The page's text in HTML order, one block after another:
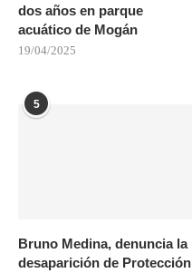
dos años en parque
acuático de Mogán
19/04/2025
5
Bruno Medina, denuncia la
desaparición de Protección